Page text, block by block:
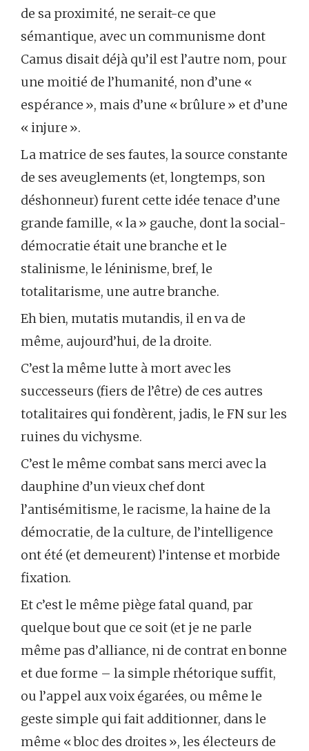
de sa proximité, ne serait-ce que
sémantique, avec un communisme dont
Camus disait déjà qu’il est l’autre nom, pour
une moitié de l’humanité, non d’une «
espérance », mais d’une « brûlure » et d’une
« injure ».
La matrice de ses fautes, la source constante
de ses aveuglements (et, longtemps, son
déshonneur) furent cette idée tenace d’une
grande famille, « la » gauche, dont la social-
démocratie était une branche et le
stalinisme, le léninisme, bref, le
totalitarisme, une autre branche.
Eh bien, mutatis mutandis, il en va de
même, aujourd’hui, de la droite.
C’est la même lutte à mort avec les
successeurs (fiers de l’être) de ces autres
totalitaires qui fondèrent, jadis, le FN sur les
ruines du vichysme.
C’est le même combat sans merci avec la
dauphine d’un vieux chef dont
l’antisémitisme, le racisme, la haine de la
démocratie, de la culture, de l’intelligence
ont été (et demeurent) l’intense et morbide
fixation.
Et c’est le même piège fatal quand, par
quelque bout que ce soit (et je ne parle
même pas d’alliance, ni de contrat en bonne
et due forme – la simple rhétorique suffit,
ou l’appel aux voix égarées, ou même le
geste simple qui fait additionner, dans le
même « bloc des droites », les électeurs de